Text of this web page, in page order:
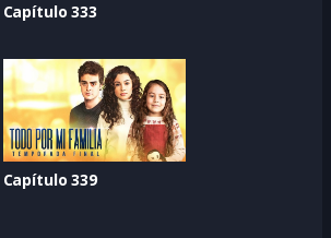
Capítulo 333
Capítulo 339